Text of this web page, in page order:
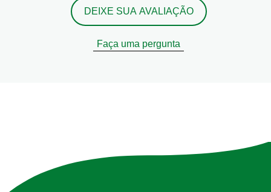
DEIXE SUA AVALIAÇÃO
Faça uma pergunta